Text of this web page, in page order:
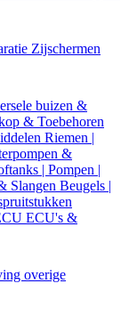
Zijschermen
buizen &
& Toebehoren
Riemen |
&
| Pompen |
Slangen Beugels |
ECU's &
overige